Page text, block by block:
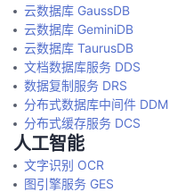
云数据库 GaussDB
云数据库 GeminiDB
云数据库 TaurusDB
文档数据库服务 DDS
数据复制服务 DRS
分布式数据库中间件 DDM
分布式缓存服务 DCS
人工智能
文字识别 OCR
图引擎服务 GES